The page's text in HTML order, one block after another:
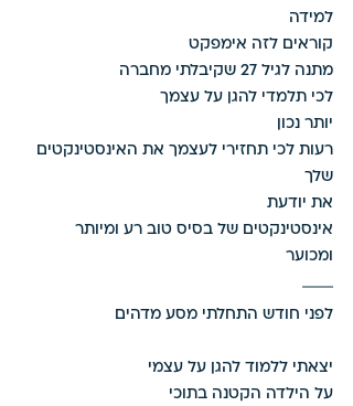
למידה
קוראים לזה אימפקט
מתנה לגיל 27 שקיבלתי מחברה
לכי תלמדי להגן על עצמך
יותר נכון
רעות לכי תחזירי לעצמך את האינסטינקטים
שלך
את יודעת
אינסטינקטים של בסיס טוב רע ומיותר
ומכוער
לפני חודש התחלתי מסע מדהים
יצאתי ללמוד להגן על עצמי
על הילדה הקטנה בתוכי